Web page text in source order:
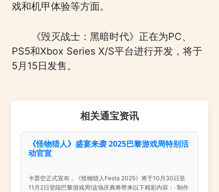
戏和机甲体验等方面。
《毁灭战士：黑暗时代》正在为PC、
PS5和Xbox Series X/S平台进行开发，将于
5月15日发售。
相关通宝资讯
《怪物猎人》盛宴来袭 2025巴黎游戏周特别活
动官宣
卡普空正式宣布，《怪物猎人Festa 2025》将于10月30日至
11月2日登陆巴黎游戏周!这场庆典将带来以下精彩内容：· 制作